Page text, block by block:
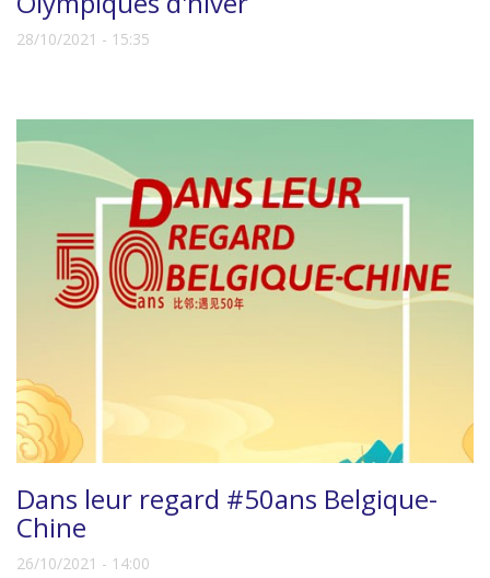
28/10/2021 - 15:35
Dans leur regard #50ans Belgique-
Chine
26/10/2021 - 14:00